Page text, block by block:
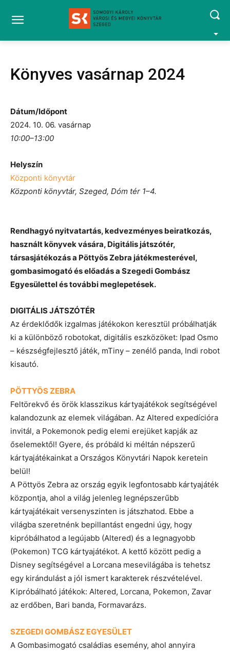
Könyves vasárnap 2024
Dátum/Időpont
2024. 10. 06. vasárnap
10:00–13:00
Helyszín
Központi könyvtár
Központi könyvtár, Szeged, Dóm tér 1–4.
Rendhagyó nyitvatartás, kedvezményes beiratkozás,
használt könyvek vására, Digitális játszótér,
társasjátékozás a Pöttyös Zebra játékmesterével,
gombasimogató és előadás a Szegedi Gombász
Egyesülettel és további meglepetések.
DIGITÁLIS JÁTSZÓTÉR
Az érdeklődők izgalmas játékokon keresztül próbálhatják
ki a különböző robotokat, digitális eszközöket: Ipad Osmo
– készségfejlesztő játék, mTiny – zenélő panda, Indi robot
kisautó.
PÖTTYÖS ZEBRA
Feltörekvő és örök klasszikus kártyajátékok segítségével
kalandozunk az elemek világában. Az Altered expedícióra
invitál, a Pokemonok pedig elemi erejüket kapják az
őselemektől! Gyere, és próbáld ki méltán népszerű
kártyajátékainkat a Országos Könyvtári Napok keretein
belül!
A Pöttyös Zebra az ország egyik legfontosabb kártyajáték
központja, ahol a világ jelenleg legnépszerűbb
kártyajátékait versenyszinten is játszhatod. Ebbe a
világba szeretnénk bepillantást engedni úgy, hogy
kipróbálhatod a legújabb (Altered) és a legnagyobb
(Pokemon) TCG kártyajátékot. A kettő között pedig a
Disney segítségével a Lorcana mesevilágába is tehetsz
egy kirándulást a jól ismert karakterek részvételével.
Kipróbálható játékok: Altered, Lorcana, Pokemon, Zavar
az erdőben, Bari banda, Formavarázs.
SZEGEDI GOMBÁSZ EGYESÜLET
A Gombasimogató családias esemény, ahol annyira